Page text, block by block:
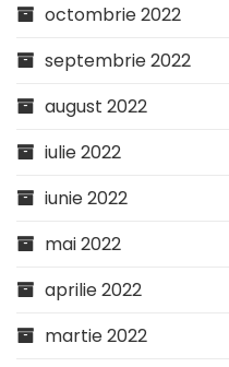
octombrie 2022
septembrie 2022
august 2022
iulie 2022
iunie 2022
mai 2022
aprilie 2022
martie 2022